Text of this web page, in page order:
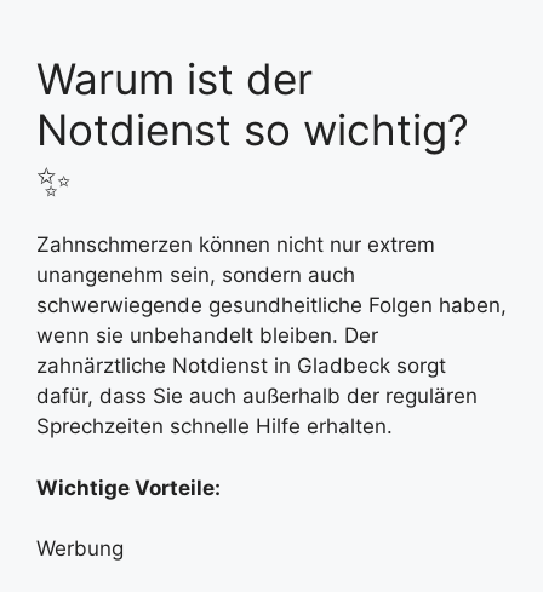
Warum ist der
Notdienst so wichtig?
✨
Zahnschmerzen können nicht nur extrem
unangenehm sein, sondern auch
schwerwiegende gesundheitliche Folgen haben,
wenn sie unbehandelt bleiben. Der
zahnärztliche Notdienst in Gladbeck sorgt
dafür, dass Sie auch außerhalb der regulären
Sprechzeiten schnelle Hilfe erhalten.
Wichtige Vorteile:
Werbung